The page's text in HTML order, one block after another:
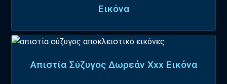
Εικόνα
Απιστία Σύζυγος Δωρεάν Xxx Εικόνα